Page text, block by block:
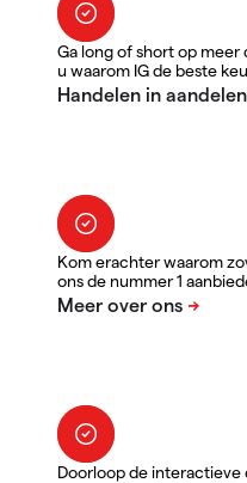
Ga long of short op meer
u waarom IG de beste
Kom erachter waarom
ons de nummer 1
Doorloop de interactieve